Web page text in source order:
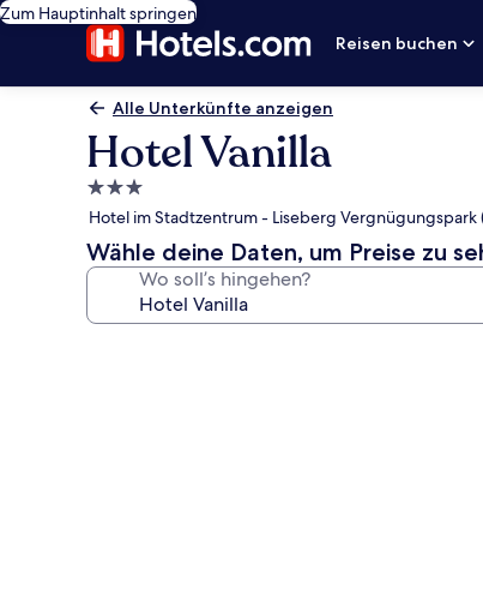
Zum Hauptinhalt springen
Reisen buchen
Alle Unterkünfte anzeigen
Hotel Vanilla
3.0-
Sterne-
Unterkunft
Hotel im Stadtzentrum - Liseberg Vergnügungspark
Wähle deine Daten, um Preise zu
Wo soll’s hingehen?